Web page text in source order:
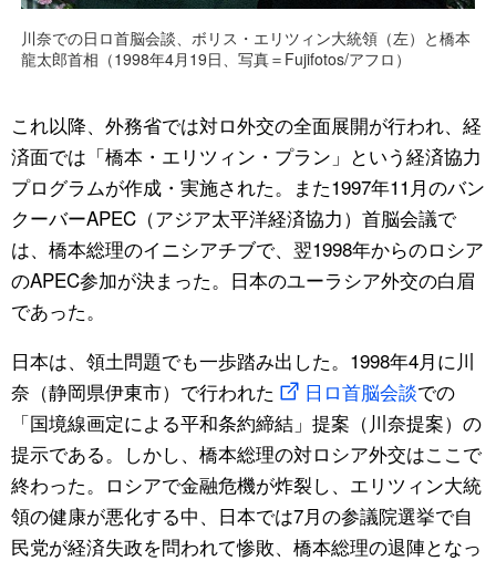
川奈での日ロ首脳会談、ボリス・エリツィン大統領（左）と橋本
龍太郎首相（1998年4月19日、写真＝Fujifotos/アフロ）
これ以降、外務省では対ロ外交の全面展開が行われ、経
済面では「橋本・エリツィン・プラン」という経済協力
プログラムが作成・実施された。また1997年11月のバン
クーバーAPEC（アジア太平洋経済協力）首脳会議で
は、橋本総理のイニシアチブで、翌1998年からのロシア
のAPEC参加が決まった。日本のユーラシア外交の白眉
であった。
日本は、領土問題でも一歩踏み出した。1998年4月に川
奈（静岡県伊東市）で行われた
日ロ首脳会談での
「国境線画定による平和条約締結」提案（川奈提案）の
提示である。しかし、橋本総理の対ロシア外交はここで
終わった。ロシアで金融危機が炸裂し、エリツィン大統
領の健康が悪化する中、日本では7月の参議院選挙で自
民党が経済失政を問われて惨敗、橋本総理の退陣となっ